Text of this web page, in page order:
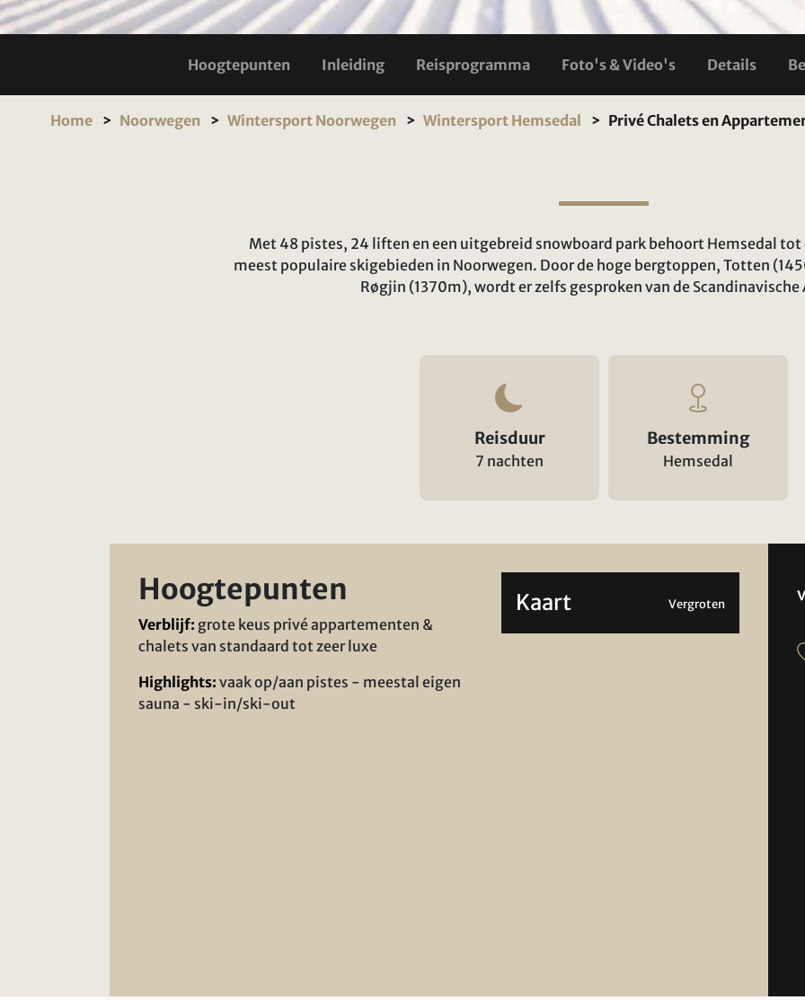
Hoogtepunten Inleiding Reisprogramma Foto's & Video's Details
Home Noorwegen Wintersport Noorwegen Wintersport Hemsedal Privé Chalets en
Met 48 pistes, 24 liften en een uitgebreid snowboard park behoort Hemsedal tot
meest populaire skigebieden in Noorwegen. Door de hoge bergtoppen, Totten
Røgjin (1370m), wordt er zelfs gesproken van de Scandinavische
Reisduur
7 nachten
Bestemming
Hemsedal
Hoogtepunten
Verblijf: grote keus privé appartementen &
chalets van standaard tot zeer luxe
Highlights: vaak op/aan pistes - meestal eigen
sauna - ski-in/ski-out
Kaart Vergroten